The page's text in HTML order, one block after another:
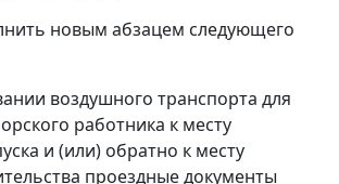
новым абзацем следующего
воздушного транспорта для
работника к месту
и (или) обратно к месту
проездные документы